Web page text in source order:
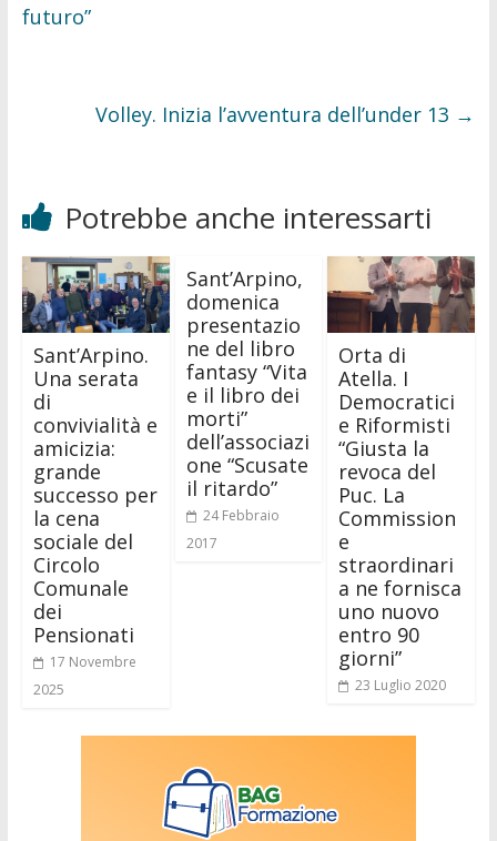
futuro”
Volley. Inizia l’avventura dell’under 13 →
Potrebbe anche interessarti
Sant’Arpino.
Una serata
di
convivialità e
amicizia:
grande
successo per
la cena
sociale del
Circolo
Comunale
dei
Pensionati
17 Novembre
2025
Sant’Arpino,
domenica
presentazio
ne del libro
fantasy “Vita
e il libro dei
morti”
dell’associazi
one “Scusate
il ritardo”
24 Febbraio
2017
Orta di
Atella. I
Democratici
e Riformisti
“Giusta la
revoca del
Puc. La
Commission
e
straordinari
a ne fornisca
uno nuovo
entro 90
giorni”
23 Luglio 2020